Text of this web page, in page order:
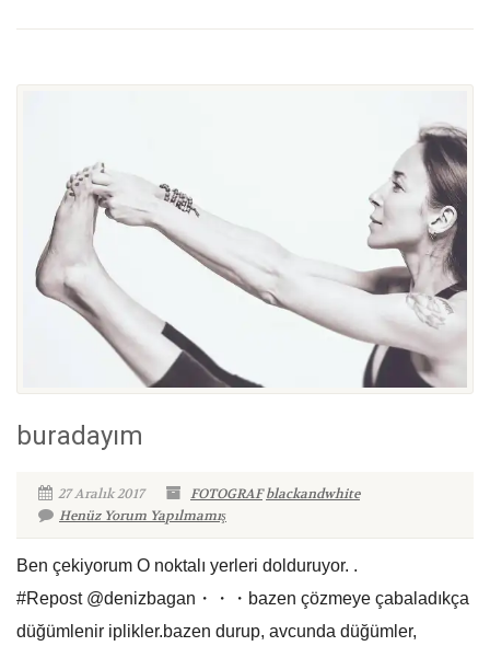
buradayım
27 Aralık 2017 FOTOGRAF blackandwhite
Henüz Yorum Yapılmamış
Ben çekiyorum O noktalı yerleri dolduruyor. .
#Repost @denizbagan・・・bazen çözmeye çabaladıkça
düğümlenir iplikler.bazen durup, avcunda düğümler,